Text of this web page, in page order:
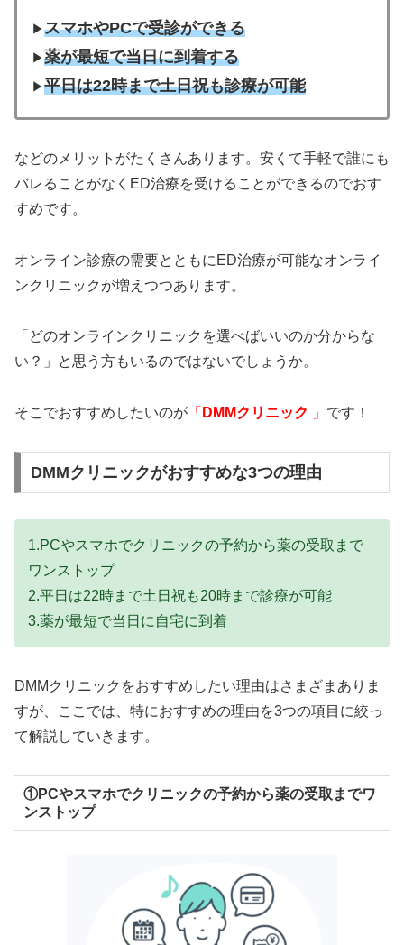
▶︎スマホやPCで受診ができる
▶︎薬が最短で当日に到着する
▶︎平日は22時まで土日祝も診療が可能
などのメリットがたくさんあります。安くて手軽で誰にも
バレることがなくED治療を受けることができるのでおす
すめです。
オンライン診療の需要とともにED治療が可能なオンライ
ンクリニックが増えつつあります。
「どのオンラインクリニックを選べばいいのか分からな
い？」と思う方もいるのではないでしょうか。
そこでおすすめしたいのが 「 DMMクリニック 」 です！
DMMクリニックがおすすめな3つの理由
1.PCやスマホでクリニックの予約から薬の受取まで
ワンストップ
2.平日は22時まで土日祝も20時まで診療が可能
3.薬が最短で当日に自宅に到着
DMMクリニックをおすすめしたい理由はさまざまありま
すが、ここでは、特におすすめの理由を3つの項目に絞っ
て解説していきます。
①PCやスマホでクリニックの予約から薬の受取までワ
ンストップ